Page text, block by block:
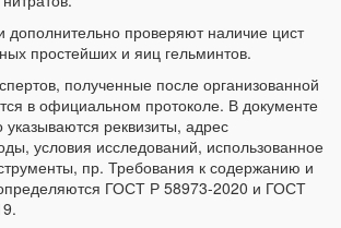
дополнительно проверяют наличие цист
простейших и яиц гельминтов.
полученные после организованной
в официальном протоколе. В документе
указываются реквизиты, адрес
условия исследований, использованное
пр. Требования к содержанию и
ГОСТ Р 58973-2020 и ГОСТ